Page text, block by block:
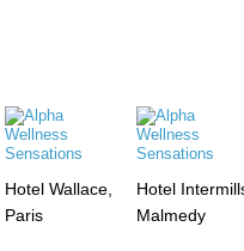
Hotel Wallace,
Paris
Hotel
Malmedy